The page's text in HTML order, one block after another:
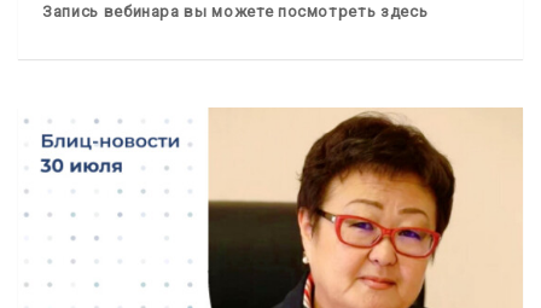
Запись вебинара вы можете посмотреть здесь